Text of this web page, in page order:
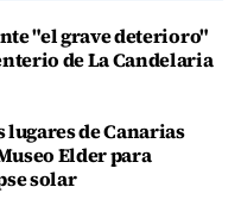
"el grave deterioro"
de La Candelaria
de Canarias
Elder para
solar